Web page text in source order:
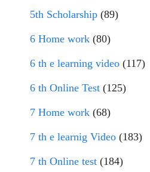
5th Scholarship (89)
6 Home work (80)
6 th e learning video (117)
6 th Online Test (125)
7 Home work (68)
7 th e learnig Video (183)
7 th Online test (184)